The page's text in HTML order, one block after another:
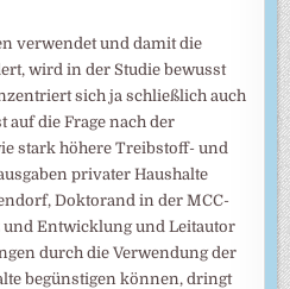
verwendet und damit die
wird in der Studie bewusst
sich ja schließlich auch
auf die Frage nach der
stark höhere Treibstoff- und
privater Haushalte
Doktorand in der MCC-
Entwicklung und Leitautor
durch die Verwendung der
begünstigen können, dringt